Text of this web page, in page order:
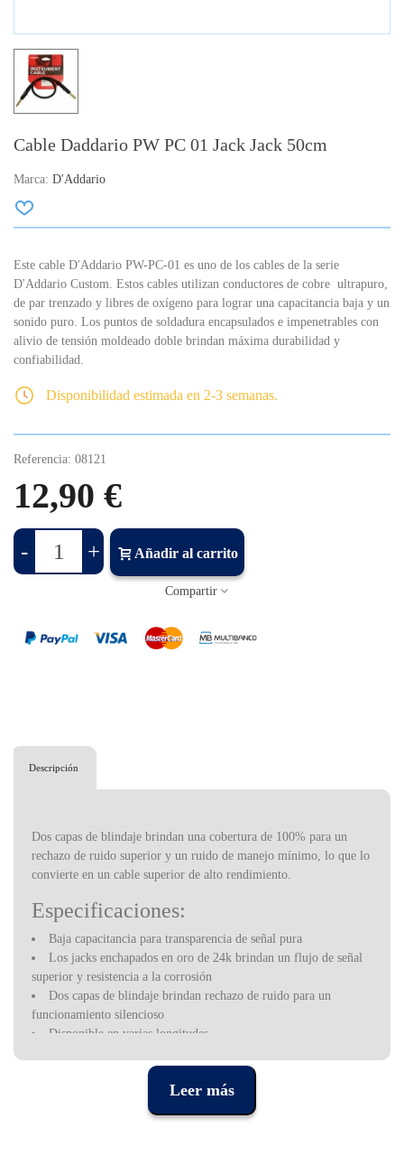
Cable Daddario PW PC 01 Jack Jack 50cm
Marca: D'Addario
Este cable D'Addario PW-PC-01 es uno de los cables de la serie
D'Addario Custom. Estos cables utilizan conductores de cobre ultrapuro,
de par trenzado y libres de oxígeno para lograr una capacitancia baja y un
sonido puro. Los puntos de soldadura encapsulados e impenetrables con
alivio de tensión moldeado doble brindan máxima durabilidad y
confiabilidad.
Disponibilidad estimada en 2-3 semanas.
Referencia: 08121
12,90 €
- + Añadir al carrito
Compartir
Descripción
Dos capas de blindaje brindan una cobertura de 100% para un
rechazo de ruido superior y un ruido de manejo mínimo, lo que lo
convierte en un cable superior de alto rendimiento.
Especificaciones:
Baja capacitancia para transparencia de señal pura
Los jacks enchapados en oro de 24k brindan un flujo de señal
superior y resistencia a la corrosión
Dos capas de blindaje brindan rechazo de ruido para un
funcionamiento silencioso
Disponible en varias longitudes
Ya sea que sea un "shredder" o un músico acústico, la guitarra
rítmica de una banda o el solista de una sinfonía, D'Addario crea
las herramientas que hacen que su instrumento musical funcione a
un nivel superior. Aunque la familia D'Addario ha estado en el
Leer más